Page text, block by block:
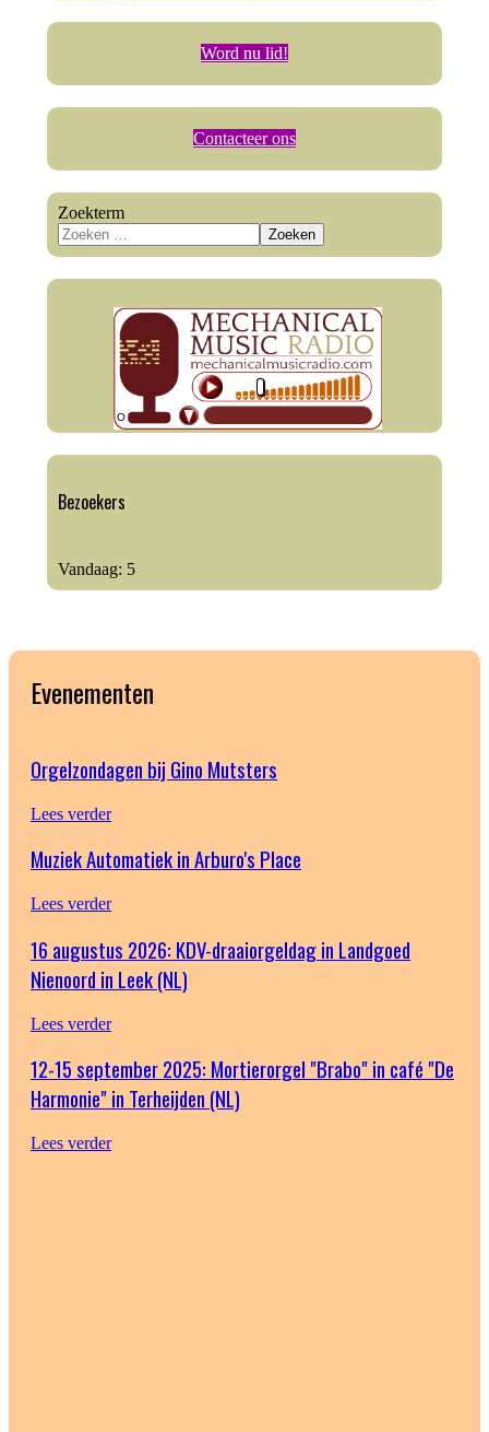
Word nu lid!
Contacteer ons
Zoekterm
Zoeken
Bezoekers
Vandaag: 5
Evenementen
Orgelzondagen bij Gino Mutsters
Lees verder
Muziek Automatiek in Arburo's Place
Lees verder
16 augustus 2026: KDV-draaiorgeldag in Landgoed
Nienoord in Leek (NL)
Lees verder
12-15 september 2025: Mortierorgel "Brabo" in café "De
Harmonie" in Terheijden (NL)
Lees verder